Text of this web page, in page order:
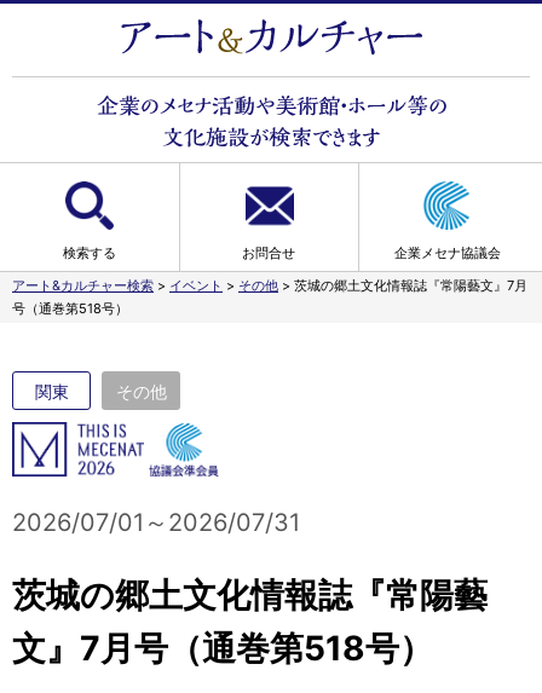
検索する お問合せ
企業メセナ協議会
アート&カルチャー検索 > イベント > その他 > 茨城の郷土文化情報誌『常陽藝文』7月
号（通巻第518号）
関東 その他
2026/07/01～2026/07/31
茨城の郷土文化情報誌『常陽藝
文』7月号（通巻第518号）